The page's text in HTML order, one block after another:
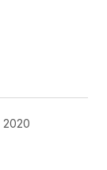
2020